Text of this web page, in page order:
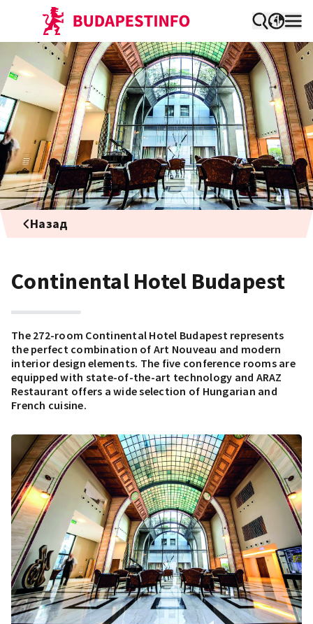
Назад
Continental Hotel Budapest
The 272-room Continental Hotel Budapest represents
the perfect combination of Art Nouveau and modern
interior design elements. The five conference rooms are
equipped with state-of-the-art technology and ARAZ
Restaurant offers a wide selection of Hungarian and
French cuisine.